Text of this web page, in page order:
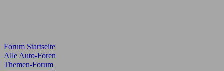
Forum Startseite
Alle Auto-Foren
Themen-Forum